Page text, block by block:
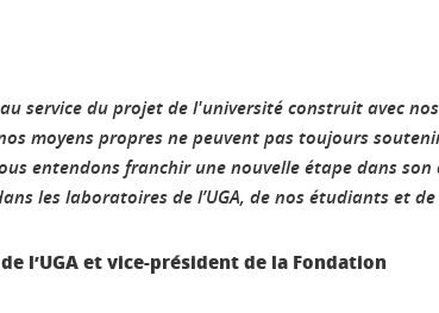
service du projet de l'université construit avec
moyens propres ne peuvent pas toujours
entendons franchir une nouvelle étape dans
les laboratoires de l’UGA, de nos étudiants et
l’UGA et vice-président de la Fondation